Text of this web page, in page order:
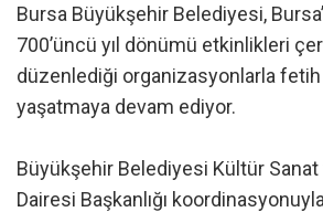
Bursa Büyükşehir Belediyesi,
700’üncü yıl dönümü etkinlikleri
düzenlediği organizasyonlarla
yaşatmaya devam ediyor.
Büyükşehir Belediyesi Kültür
Dairesi Başkanlığı